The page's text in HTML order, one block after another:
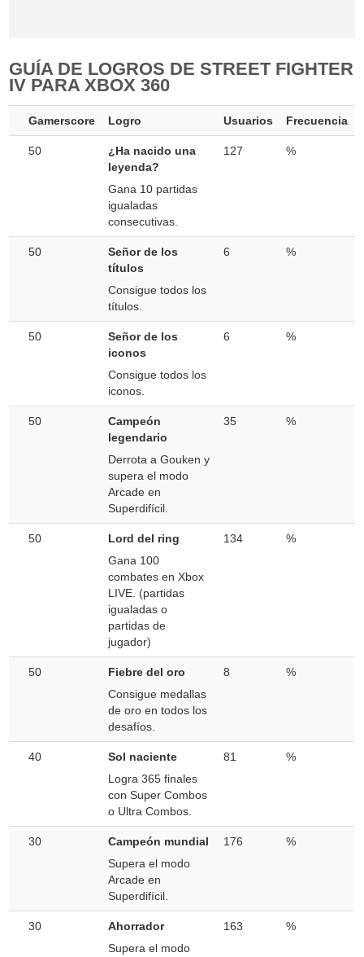
GUÍA DE LOGROS DE STREET FIGHTER
IV PARA XBOX 360
Gamerscore Logro Usuarios Frecuencia
50
¿Ha nacido una
leyenda?
Gana 10 partidas
igualadas
consecutivas.
127 %
50
Señor de los
títulos
Consigue todos los
títulos.
6 %
50
Señor de los
iconos
Consigue todos los
iconos.
6 %
50
Campeón
legendario
Derrota a Gouken y
supera el modo
Arcade en
Superdifícil.
35 %
50
Lord del ring
Gana 100
combates en Xbox
LIVE. (partidas
igualadas o
partidas de
jugador)
134 %
50
Fiebre del oro
Consigue medallas
de oro en todos los
desafíos.
8 %
40
Sol naciente
Logra 365 finales
con Super Combos
o Ultra Combos.
81 %
30
Campeón mundial
Supera el modo
Arcade en
Superdifícil.
176 %
30
Ahorrador
Supera el modo
163 %